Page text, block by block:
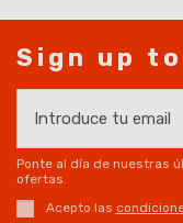
Sign up
Ponte al día de nuestras
ofertas.
Acepto las